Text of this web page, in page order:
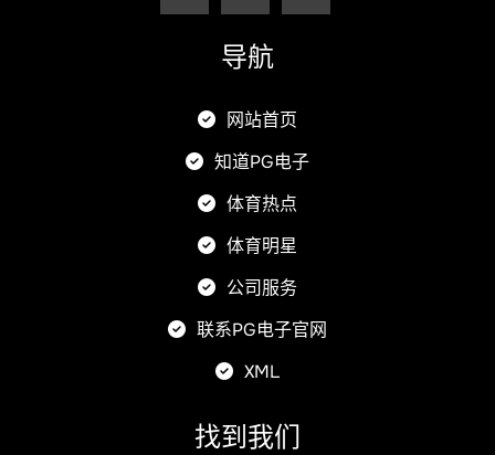
导航
网站首页
知道PG电子
体育热点
体育明星
公司服务
联系PG电子官网
XML
找到我们